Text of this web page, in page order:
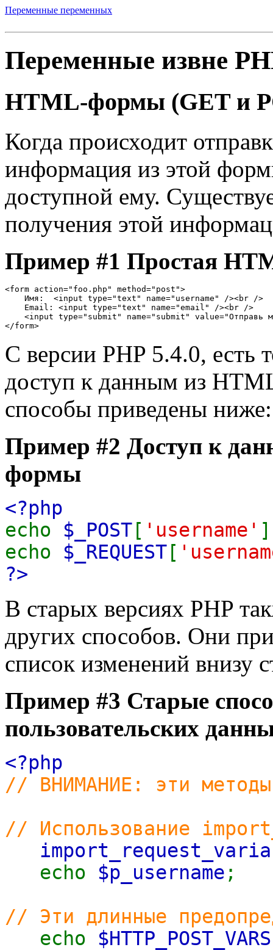
Переменные переменных
Переменные извне
HTML-формы (GET и
Когда происходит
информация из этой
доступной ему.
получения этой
Пример #1 Простая
<form action="foo.php" method="post">
    Имя:  <input type="text" name="username" /><br />
    Email: <input type="text" name="email" /><br />
<input type="submit" name="submit" value="Отправь
</form>
С версии PHP 5.4.0, есть
доступ к данным из
способы приведены ниже:
Пример #2 Доступ к
формы
<?php
echo $_POST[ 'username'
echo $_REQUEST[
?>
В старых версиях PHP
других способов. Они
список изменений внизу
Пример #3 Старые
пользовательских
<?php
// ВНИМАНИЕ: эти
// Использование
echo $p_username ;
// Эти длинные
echo $HTTP_POST_VARS